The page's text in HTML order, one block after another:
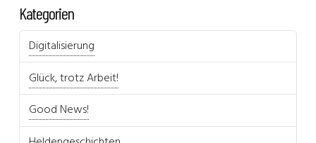
Kategorien
Digitalisierung
Glück, trotz Arbeit!
Good News!